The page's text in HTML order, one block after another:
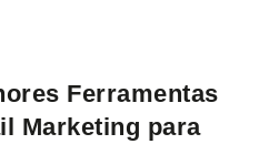
Ferramentas
Marketing para